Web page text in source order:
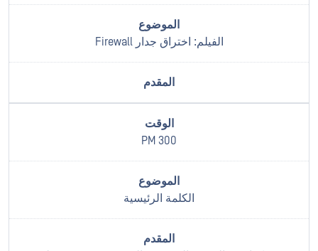
الفيلم: اختراق جدار Firewall
300 PM
الكلمة الرئيسية